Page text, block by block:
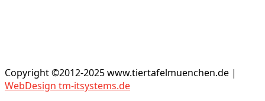
Copyright ©2012-2025 www.tiertafelmuenchen.de |
WebDesign tm-itsystems.de